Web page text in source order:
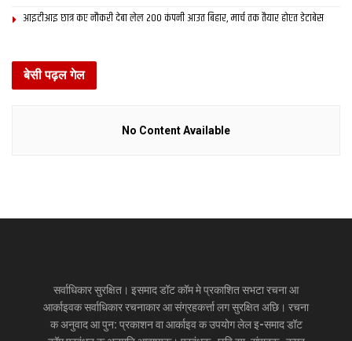
आइटीआइ छात्र कए नौकरी देबा लेल 200 कंपनी आउत बिहार, मार्च तक तैयार होएत डेटाबेस
बेसी पढ़ल गेल
No Content Available
सर्वाधिकार सुरक्षित। इसमाद डॉट कॉम मे प्रकाशित सभटा रचना आ
आर्काइवक सर्वाधिकार रचनाकार आ संग्रहकर्त्ता लग सुरक्षित अछि। रचना
क अनुवाद आ पुन: प्रकाशन वा आर्काइव क उपयोग लेल इ-समाद डॉट